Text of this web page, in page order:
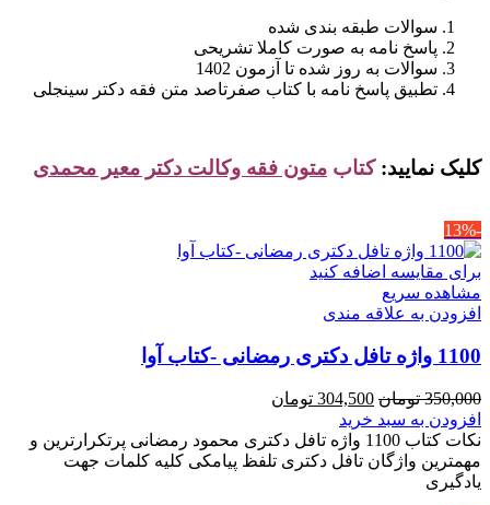
سوالات طبقه بندی شده
پاسخ نامه به صورت کاملا تشریحی
سوالات به روز شده تا آزمون 1402
تطبیق پاسخ نامه با کتاب صفرتاصد متن فقه دکتر سینجلی
کلیک نمایید: کتاب متون فقه وکالت دکتر معیر محمدی
-13%
برای مقایسه اضافه کنید
مشاهده سریع
افزودن به علاقه مندی
1100 واژه تافل دکتری رمضانی -کتاب آوا
350,000 تومان قیمت
اصلی
350,000 تومان
بود.
304,500 تومان
304,500 تومان
است.
افزودن به سبد خرید
نکات کتاب 1100 واژه تافل دکتری محمود رمضانی پرتکرارترین و
مهمترین واژگان تافل دکتری تلفظ پیامکی کلیه کلمات جهت
یادگیری